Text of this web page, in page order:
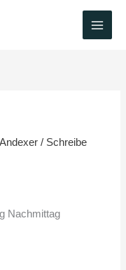
/ Schreibe
Nachmittag